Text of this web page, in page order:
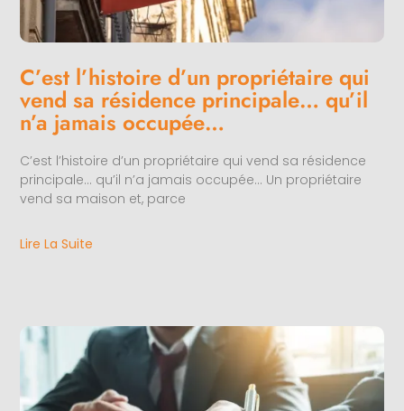
C’est l’histoire d’un propriétaire qui
vend sa résidence principale… qu’il
n’a jamais occupée…
C’est l’histoire d’un propriétaire qui vend sa résidence
principale… qu’il n’a jamais occupée… Un propriétaire
vend sa maison et, parce
Lire La Suite